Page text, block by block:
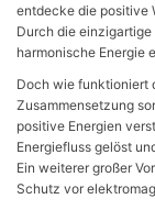
entdecke die positive
Durch die
harmonische Energie
Doch wie funktioniert
Zusammensetzung
positive Energien
Energiefluss gelöst
Ein weiterer großer
Schutz vor